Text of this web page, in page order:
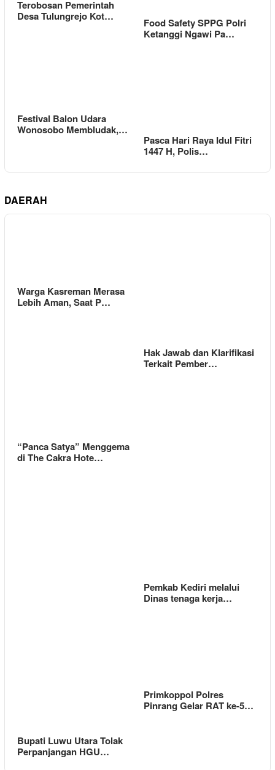
Terobosan Pemerintah
Desa Tulungrejo Kot…
Food Safety SPPG Polri
Ketanggi Ngawi Pa…
Festival Balon Udara
Wonosobo Membludak,…
Pasca Hari Raya Idul Fitri
1447 H, Polis…
DAERAH
Warga Kasreman Merasa
Lebih Aman, Saat P…
Hak Jawab dan Klarifikasi
Terkait Pember…
“Panca Satya” Menggema
di The Cakra Hote…
Pemkab Kediri melalui
Dinas tenaga kerja…
Bupati Luwu Utara Tolak
Perpanjangan HGU…
Primkoppol Polres
Pinrang Gelar RAT ke-5…